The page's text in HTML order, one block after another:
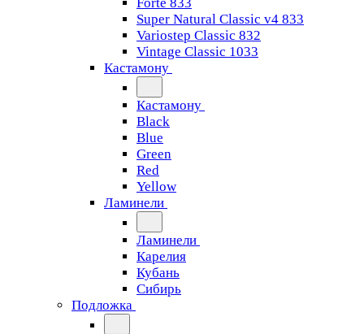
Super Natural Classic v4 833
Variostep Classic 832
Vintage Classic 1033
Кастамону
Кастамону
Black
Blue
Green
Red
Yellow
Ламинели
Ламинели
Карелия
Кубань
Сибирь
Подложка